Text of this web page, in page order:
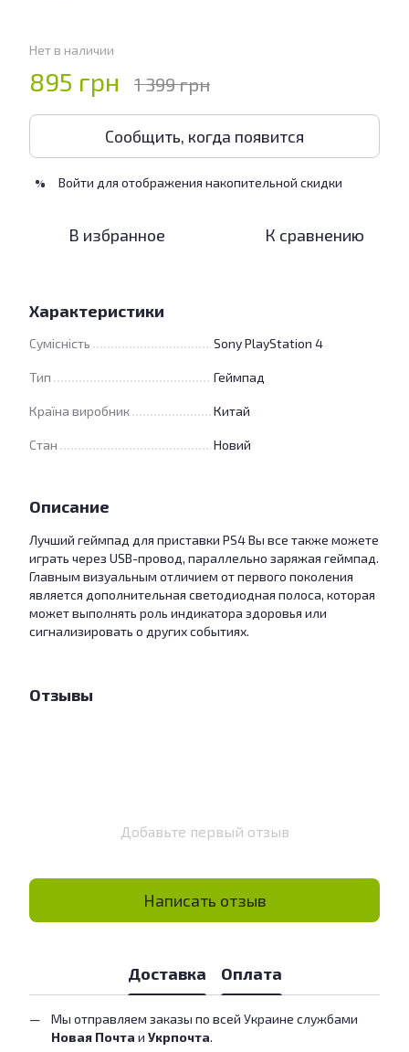
Нет в наличии
895 грн 1 399 грн
Сообщить, когда появится
% Войти для отображения накопительной скидки
В избранное К сравнению
Характеристики
Сумісність Sony PlayStation 4
Тип Геймпад
Країна виробник Китай
Стан Новий
Описание
Лучший геймпад для приставки PS4 Вы все также можете
играть через USB-провод, параллельно заряжая геймпад.
Главным визуальным отличием от первого поколения
является дополнительная светодиодная полоса, которая
может выполнять роль индикатора здоровья или
сигнализировать о других событиях.
Отзывы
Добавьте первый отзыв
Написать отзыв
Доставка Оплата
Мы отправляем заказы по всей Украине службами
Новая Почта и Укрпочта.